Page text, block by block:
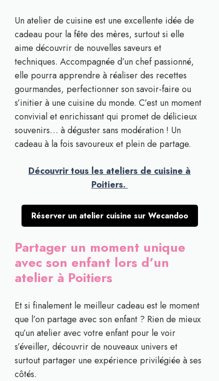
Un atelier de cuisine est une excellente idée de
cadeau pour la fête des mères, surtout si elle
aime découvrir de nouvelles saveurs et
techniques. Accompagnée d’un chef passionné,
elle pourra apprendre à réaliser des recettes
gourmandes, perfectionner son savoir-faire ou
s’initier à une cuisine du monde. C’est un moment
convivial et enrichissant qui promet de délicieux
souvenirs… à déguster sans modération ! Un
cadeau à la fois savoureux et plein de partage.
Découvrir tous les ateliers de cuisine à
Poitiers.
Réserver un atelier cuisine sur Wecandoo
Partager un moment unique
avec son enfant lors d’un
atelier à Poitiers
Et si finalement le meilleur cadeau est le moment
que l’on partage avec son enfant ? Rien de mieux
qu’un atelier avec votre enfant pour le voir
s’éveiller, découvrir de nouveaux univers et
surtout partager une expérience privilégiée à ses
côtés.